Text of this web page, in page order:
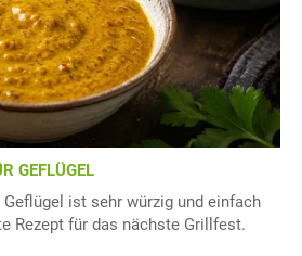
GEFLÜGEL
Geflügel ist sehr würzig und einfach
Rezept für das nächste Grillfest.